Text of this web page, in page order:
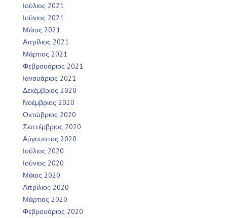
Ιούλιος 2021
Ιούνιος 2021
Μάιος 2021
Απρίλιος 2021
Μάρτιος 2021
Φεβρουάριος 2021
Ιανουάριος 2021
Δεκέμβριος 2020
Νοέμβριος 2020
Οκτώβριος 2020
Σεπτέμβριος 2020
Αύγουστος 2020
Ιούλιος 2020
Ιούνιος 2020
Μάιος 2020
Απρίλιος 2020
Μάρτιος 2020
Φεβρουάριος 2020